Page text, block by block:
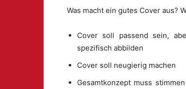
Was macht ein gutes Cover aus?
Cover soll passend sein,
spezifisch abbilden
Cover soll neugierig machen
Gesamtkonzept muss